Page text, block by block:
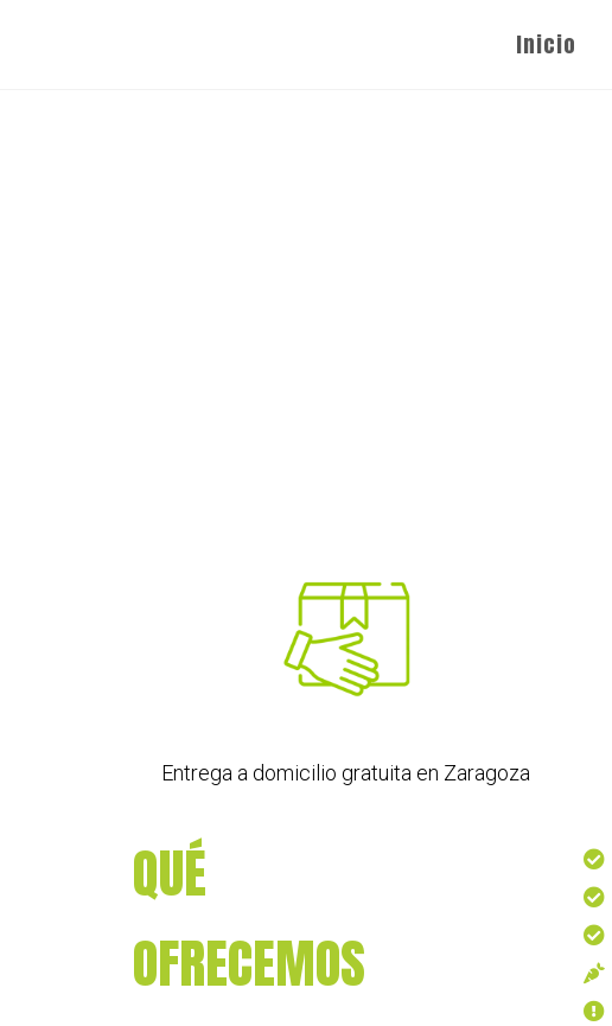
Inicio
Entrega a domicilio gratuita en Zaragoza
QUÉ
OFRECEMOS